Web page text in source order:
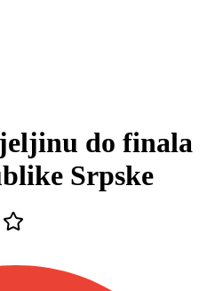
do finala
Srpske